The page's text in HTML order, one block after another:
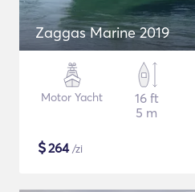
Zaggas Marine 2019
Motor Yacht
16 ft
5 m
$264/zi